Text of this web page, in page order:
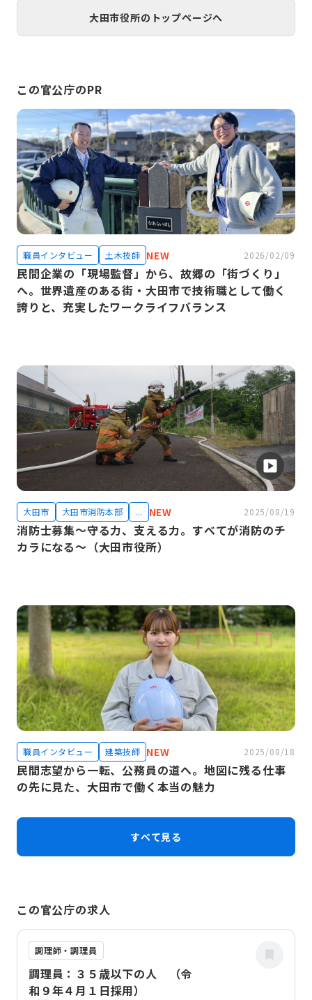
大田市役所のトップページへ
この官公庁のPR
民間企業の「現場監督」から、故郷の「街づくり」
へ。世界遺産のある街・大田市で技術職として働く
誇りと、充実したワークライフバランス
職員インタビュー 土木技師 NEW 2026/02/09
消防士募集～守る力、支える力。すべてが消防のチ
カラになる～（大田市役所）
大田市 大田市消防本部 ... NEW 2025/08/19
民間志望から一転、公務員の道へ。地図に残る仕事
の先に見た、大田市で働く本当の魅力
職員インタビュー 建築技師 NEW 2025/08/18
すべて見る
この官公庁の求人
調理師・調理員
調理員：３５歳以下の人 （令
和９年４月１日採用）